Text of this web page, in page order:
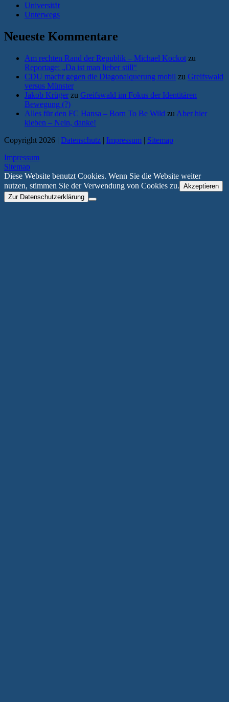
Universität
Unterwegs
Neueste Kommentare
Am rechten Rand der Republik – Michael Kockot zu
Reportage: „Da ist man lieber still“
CDU macht gegen die Diagonalquerung mobil zu Greifswald
versus Münster
Jakob Krüger zu Greifswald im Fokus der Identitären
Bewegung (?)
Alles für den FC Hansa – Born To Be Wild zu Aber hier
kleben – Nein, danke!
Copyright 2026 | Datenschutz | Impressum | Sitemap
Impressum
Sitemap
Diese Website benutzt Cookies. Wenn Sie die Website weiter
nutzen, stimmen Sie der Verwendung von Cookies zu. Akzeptieren
Zur Datenschutzerklärung